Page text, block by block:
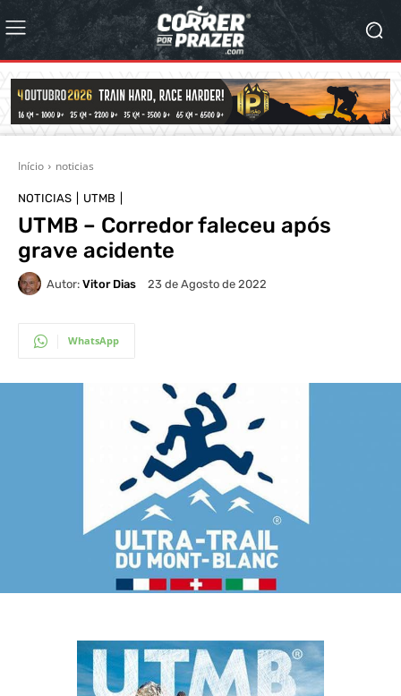
Início noticias
NOTICIAS UTMB
UTMB – Corredor faleceu após
grave acidente
Autor: Vitor Dias 23 de Agosto de 2022
WhatsApp